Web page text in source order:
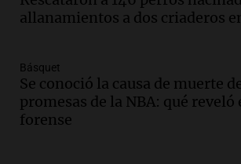
Panorama Federal
Episodios
edificios y una casa del
jóvenes de la región
Panorama Federal
Episodios
allanamientos a dos criaderos
Básquet
Se conoció la causa de muerte
promesas de la NBA: qué
forense